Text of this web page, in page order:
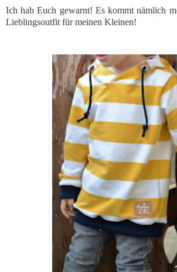
Ich hab Euch gewarnt! Es kommt nämlich
Lieblingsoutfit für meinen Kleinen!